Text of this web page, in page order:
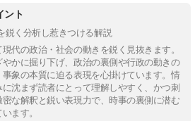
ント
鋭く分析し惹きつける解説
代の政治・社会の動きを鋭く見抜きます。
かに掘り下げ、政治の裏側や行政の動きの
象の本質に迫る表現を心掛けています。情
沈まず読者にとって理解しやすく、かつ刺
な解釈と鋭い表現力で、時事の裏側に潜む
ます。